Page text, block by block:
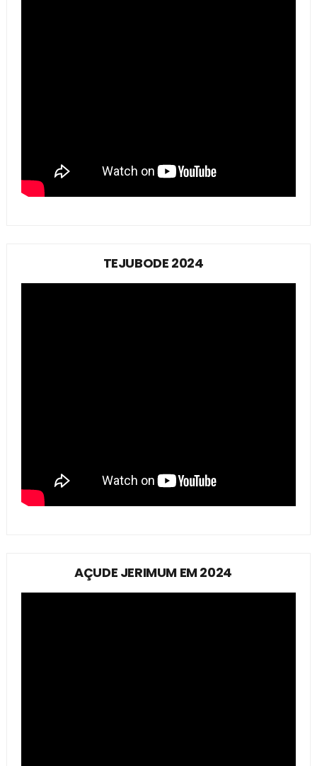
TEJUBODE 2024
AÇUDE JERIMUM EM 2024